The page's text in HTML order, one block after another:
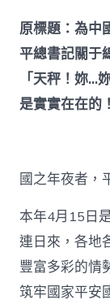
原標題：為
平總書記關于
「天秤！妳…
是實實在在的
國之年夜者，
本年4月15日
連日來，各地
豐富多彩的情
筑牢國家平安